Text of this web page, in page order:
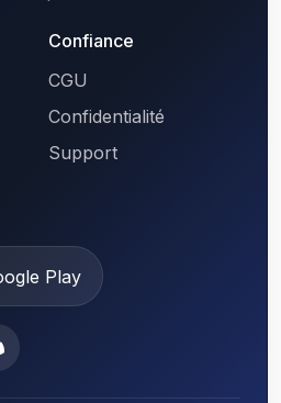
Confiance
CGU
Confidentialité
Support
Play